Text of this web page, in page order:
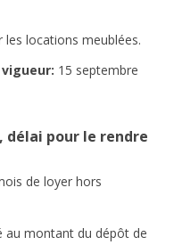
locations meublées.
15 septembre
pour le rendre
de loyer hors
au montant du dépôt de